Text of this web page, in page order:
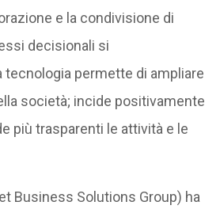
e la condivisione di
decisionali si
tecnologia permette di ampliare
società; incide positivamente
più trasparenti le attività e le
Business Solutions Group) ha